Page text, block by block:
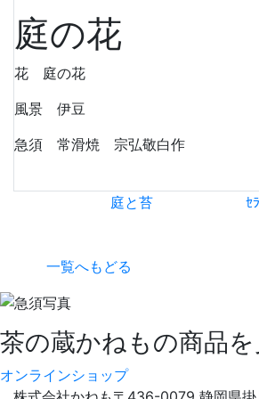
庭の花
花 庭の花
風景 伊豆
急須 常滑焼 宗弘敬白作
庭と苔 ｾ
一覧へもどる
茶の蔵かねもの商品を
オンラインショップ